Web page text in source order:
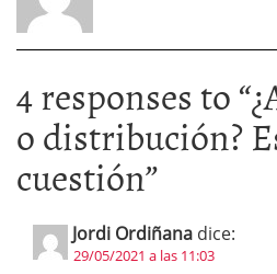
4 responses to “
o distribución?
cuestión”
Jordi Ordiñana dice:
29/05/2021 a las 11:03